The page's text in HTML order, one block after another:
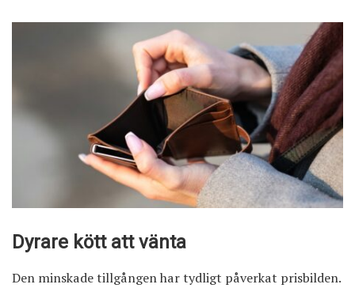
Dyrare kött att vänta
Den minskade tillgången har tydligt påverkat prisbilden.